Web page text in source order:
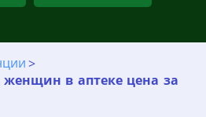
женщин в аптеке цена за